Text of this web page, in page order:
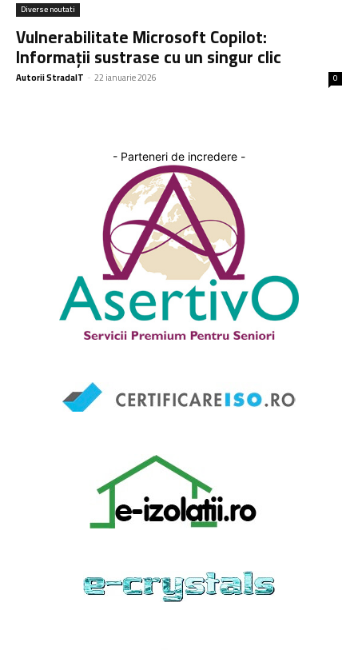
Diverse noutati
Vulnerabilitate Microsoft Copilot:
Informații sustrase cu un singur clic
Autorii StradaIT - 22 ianuarie 2026 0
- Parteneri de incredere -